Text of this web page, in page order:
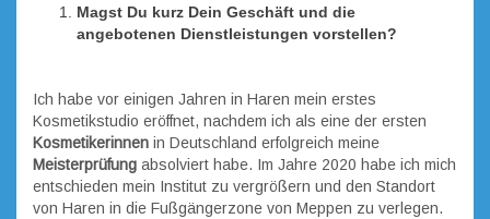
Magst Du kurz Dein Geschäft und die
angebotenen Dienstleistungen vorstellen?
Ich habe vor einigen Jahren in Haren mein erstes
Kosmetikstudio eröffnet, nachdem ich als eine der ersten
Kosmetikerinnen in Deutschland erfolgreich meine
Meisterprüfung absolviert habe. Im Jahre 2020 habe ich mich
entschieden mein Institut zu vergrößern und den Standort
von Haren in die Fußgängerzone von Meppen zu verlegen.